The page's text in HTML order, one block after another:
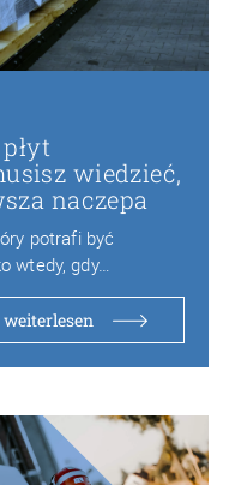
wiedzieć,
naczepa
potrafi być
wtedy, gdy…
weiterlesen